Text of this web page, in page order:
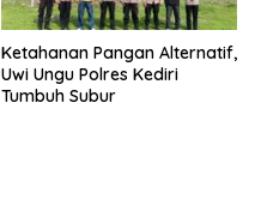
Ketahanan Pangan Alternatif,
Uwi Ungu Polres Kediri
Tumbuh Subur